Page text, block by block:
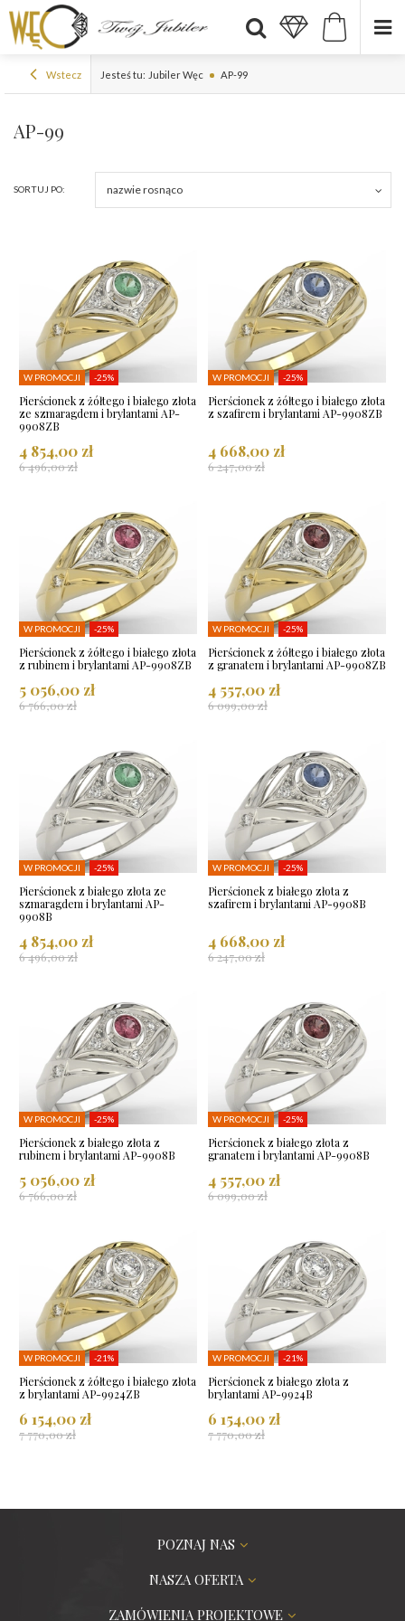
Wstecz Jesteś tu: Jubiler Węc AP-99
AP-99
SORTUJ PO: nazwie rosnąco
W PROMOCJI -25%
Pierścionek z żółtego i białego złota
ze szmaragdem i brylantami AP-
9908ZB
4 854,00 zł
6 496,00 zł
W PROMOCJI -25%
Pierścionek z żółtego i białego złota
z szafirem i brylantami AP-9908ZB
4 668,00 zł
6 247,00 zł
W PROMOCJI -25%
Pierścionek z żółtego i białego złota
z rubinem i brylantami AP-9908ZB
5 056,00 zł
6 766,00 zł
W PROMOCJI -25%
Pierścionek z żółtego i białego złota
z granatem i brylantami AP-9908ZB
4 557,00 zł
6 099,00 zł
W PROMOCJI -25%
Pierścionek z białego złota ze
szmaragdem i brylantami AP-
9908B
4 854,00 zł
6 496,00 zł
W PROMOCJI -25%
Pierścionek z białego złota z
szafirem i brylantami AP-9908B
4 668,00 zł
6 247,00 zł
W PROMOCJI -25%
Pierścionek z białego złota z
rubinem i brylantami AP-9908B
5 056,00 zł
6 766,00 zł
W PROMOCJI -25%
Pierścionek z białego złota z
granatem i brylantami AP-9908B
4 557,00 zł
6 099,00 zł
W PROMOCJI -21%
Pierścionek z żółtego i białego złota
z brylantami AP-9924ZB
6 154,00 zł
7 770,00 zł
W PROMOCJI -21%
Pierścionek z białego złota z
brylantami AP-9924B
6 154,00 zł
7 770,00 zł
POZNAJ NAS
NASZA OFERTA
ZAMÓWIENIA PROJEKTOWE